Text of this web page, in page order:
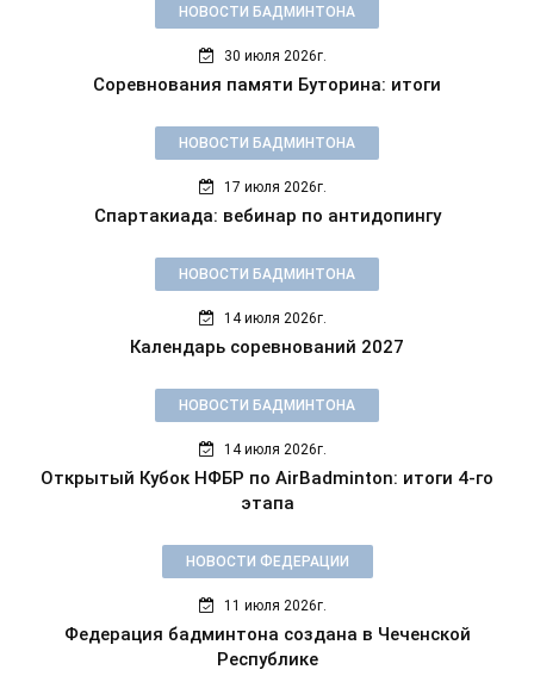
НОВОСТИ БАДМИНТОНА
30 июля 2026г.
Соревнования памяти Буторина: итоги
НОВОСТИ БАДМИНТОНА
17 июля 2026г.
Спартакиада: вебинар по антидопингу
НОВОСТИ БАДМИНТОНА
14 июля 2026г.
Календарь соревнований 2027
НОВОСТИ БАДМИНТОНА
14 июля 2026г.
Открытый Кубок НФБР по AirBadminton: итоги 4-го
этапа
НОВОСТИ ФЕДЕРАЦИИ
11 июля 2026г.
Федерация бадминтона создана в Чеченской
Республике